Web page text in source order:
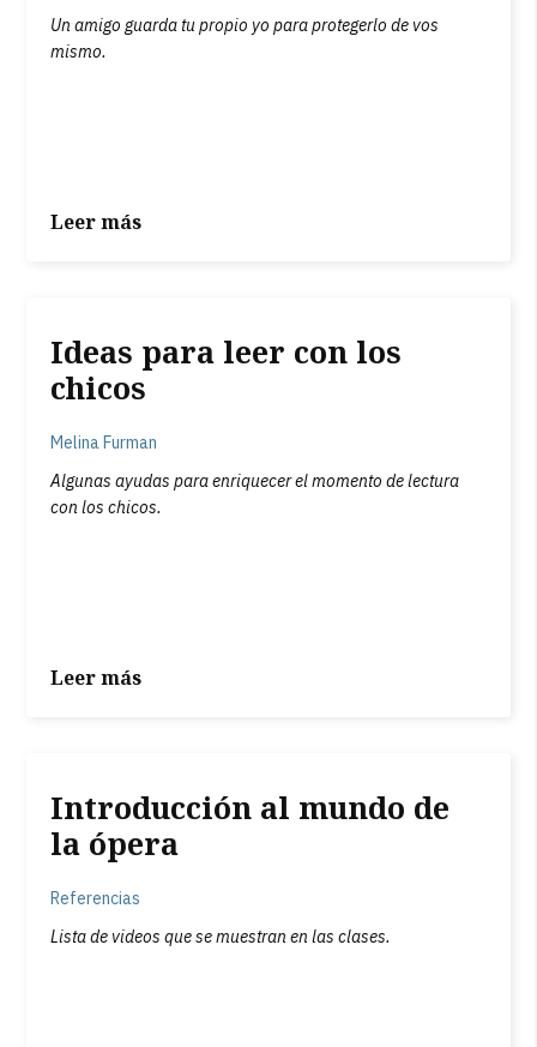
Un amigo guarda tu propio yo para protegerlo de vos
mismo.
Leer más
Ideas para leer con los
chicos
Melina Furman
Algunas ayudas para enriquecer el momento de lectura
con los chicos.
Leer más
Introducción al mundo de
la ópera
Referencias
Lista de videos que se muestran en las clases.